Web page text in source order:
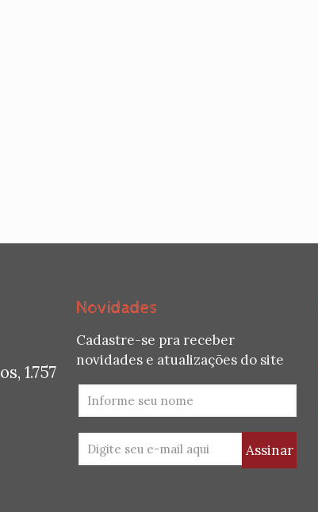
1.757
Novidades
Cadastre-se pra receber
novidades e atualizações do site